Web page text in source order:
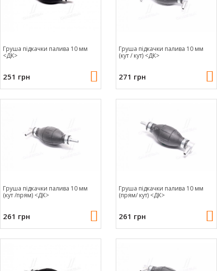
Груша підкачки палива 10 мм
<ДК>
251 грн
Груша підкачки палива 10 мм
(кут / кут) <ДК>
271 грн
Груша підкачки палива 10 мм
(кут /прям) <ДК>
261 грн
Груша підкачки палива 10 мм
(прям/ кут) <ДК>
261 грн